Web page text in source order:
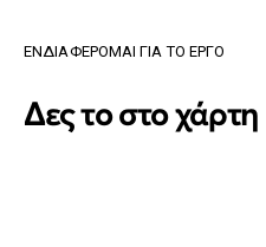
ΕΝΔΙΑΦΕΡΟΜΑΙ ΓΙΑ ΤΟ ΕΡΓΟ
Δες το στο χάρτη